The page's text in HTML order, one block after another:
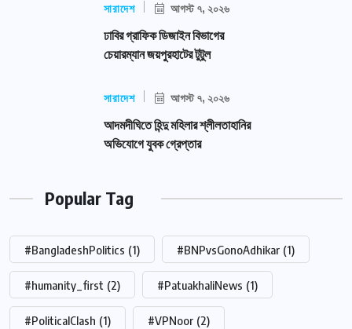
সারাদেশ আগস্ট ৭, ২০২৬
ঢাবির গ্রাফিক ডিজাইন বিভাগের
চেয়ারম্যান জয়পুরহাটের টুটুল
সারাদেশ আগস্ট ৭, ২০২৬
আদমদীঘিতে হিন্দু মহিলার শ্লীলতাহানির
অভিযোগে যুবক গ্রেপ্তার
Popular Tag
#BangladeshPolitics (1) #BNPvsGonoAdhikar (1)
#humanity_first (2) #PatuakhaliNews (1)
#PoliticalClash (1) #VPNoor (2)